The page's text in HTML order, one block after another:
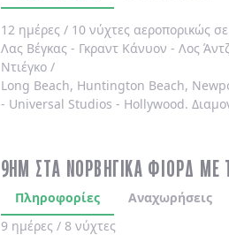
12 ημέρες / 10 νύχτες αεροπορικώς σε
Λας Βέγκας - Γκραντ Κάνυον - Λος
Ντιέγκο /
Long Beach, Huntington Beach,
- Universal Studios - Hollywood.
9ΗΜ ΣΤΑ ΝΟΡΒΗΓΙΚΑ ΦΙΟΡΔ ΜΕ
Πληροφορίες
Αναχωρήσεις
9 ημέρες / 8 νύχτες